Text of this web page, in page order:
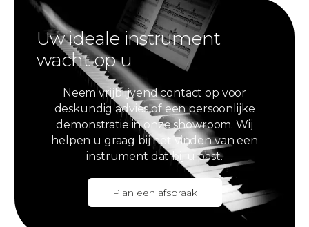
Uw ideale instrument
wacht op u
Neem vrijblijvend contact op voor
deskundig advies of een persoonlijke
demonstratie in onze showroom. Wij
helpen u graag bij het vinden van een
instrument dat bij u past.
Plan een afspraak